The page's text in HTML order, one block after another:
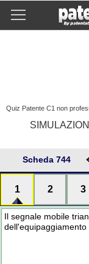
Quiz Patente C1 non
Scheda 744
1 2 3
Il segnale mobile